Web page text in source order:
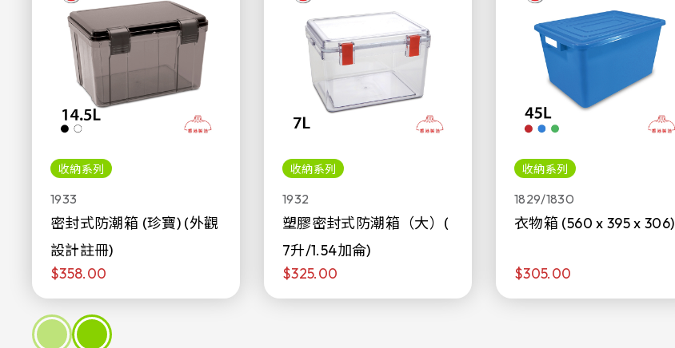
收納系列
1933
密封式防潮箱 (珍寶) (外觀
設計註冊)
$358.00
收納系列
1932
塑膠密封式防潮箱（大）(
7升/1.54加侖)
$325.00
收納系列
1829/1830
衣物箱 (560 x 395 x 306)
$305.00